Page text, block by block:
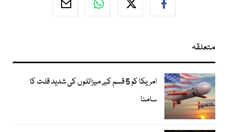
متعلقہ
امریکا کو 5 قسم کے میزائلوں کی شدید قلت کا
سامنا